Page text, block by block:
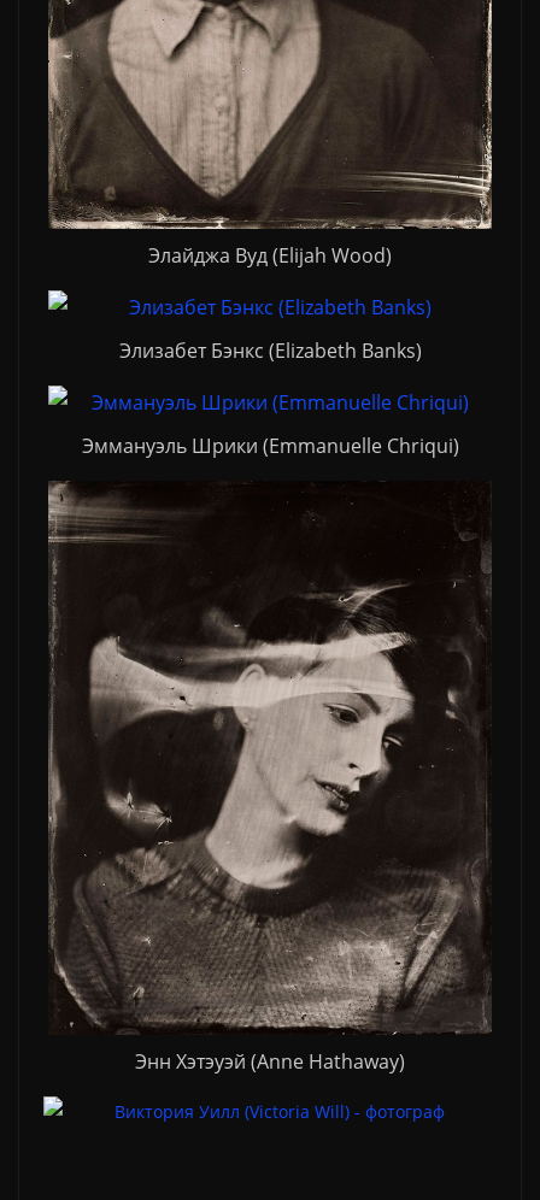
Элайджа Вуд (Elijah Wood)
Элизабет Бэнкс (Elizabeth Banks)
Эммануэль Шрики (Emmanuelle Chriqui)
Энн Хэтэуэй (Anne Hathaway)